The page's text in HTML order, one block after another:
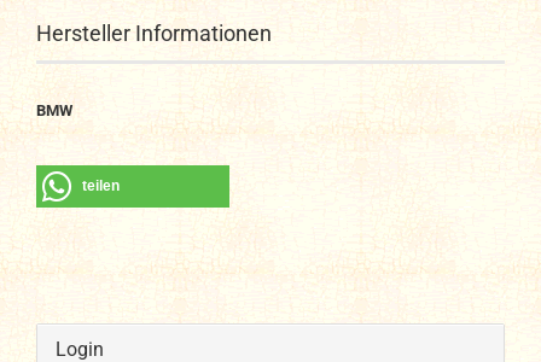
Hersteller Informationen
BMW
teilen
Login